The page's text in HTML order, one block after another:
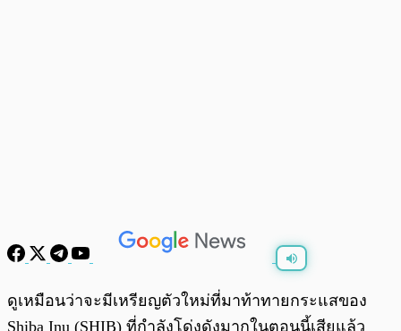
พร้อมเล่น
ดูเหมือนว่าจะมีเหรียญตัวใหม่ที่มาท้าทายกระแสของ
Shiba Inu (SHIB) ที่กำลังโด่งดังมากในตอนนี้เสียแล้ว